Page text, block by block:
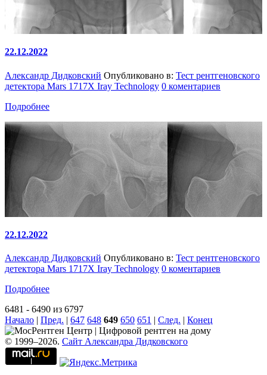
22.12.2022
Александр Дидковский Опубликовано в: Тест рентгеновского
детектора Mars 1717X Iray Technology 0 коментариев
Подробнее
22.12.2022
Александр Дидковский Опубликовано в: Тест рентгеновского
детектора Mars 1717X Iray Technology 0 коментариев
Подробнее
6481 - 6490 из 6797
Начало | Пред. | 647 648 649 650 651 | След. | Конец
© 1999–2026. Сайт Александра Дидковского